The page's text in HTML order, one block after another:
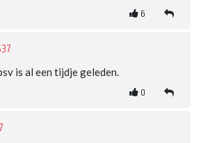
6
is al een tijdje geleden.
0